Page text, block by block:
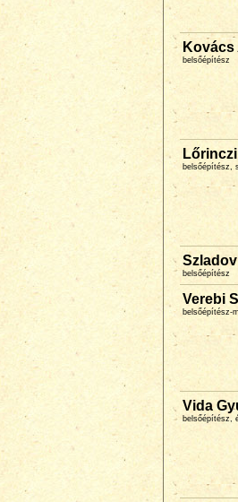
Kovács
belsőépítész
belsőépítész,
belsőépítész
Verebi
belsőépítész-
Vida
belsőépítész,